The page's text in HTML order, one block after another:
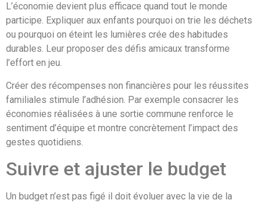
L’économie devient plus efficace quand tout le monde
participe. Expliquer aux enfants pourquoi on trie les déchets
ou pourquoi on éteint les lumières crée des habitudes
durables. Leur proposer des défis amicaux transforme
l’effort en jeu.
Créer des récompenses non financières pour les réussites
familiales stimule l’adhésion. Par exemple consacrer les
économies réalisées à une sortie commune renforce le
sentiment d’équipe et montre concrètement l’impact des
gestes quotidiens.
Suivre et ajuster le budget
Un budget n’est pas figé il doit évoluer avec la vie de la